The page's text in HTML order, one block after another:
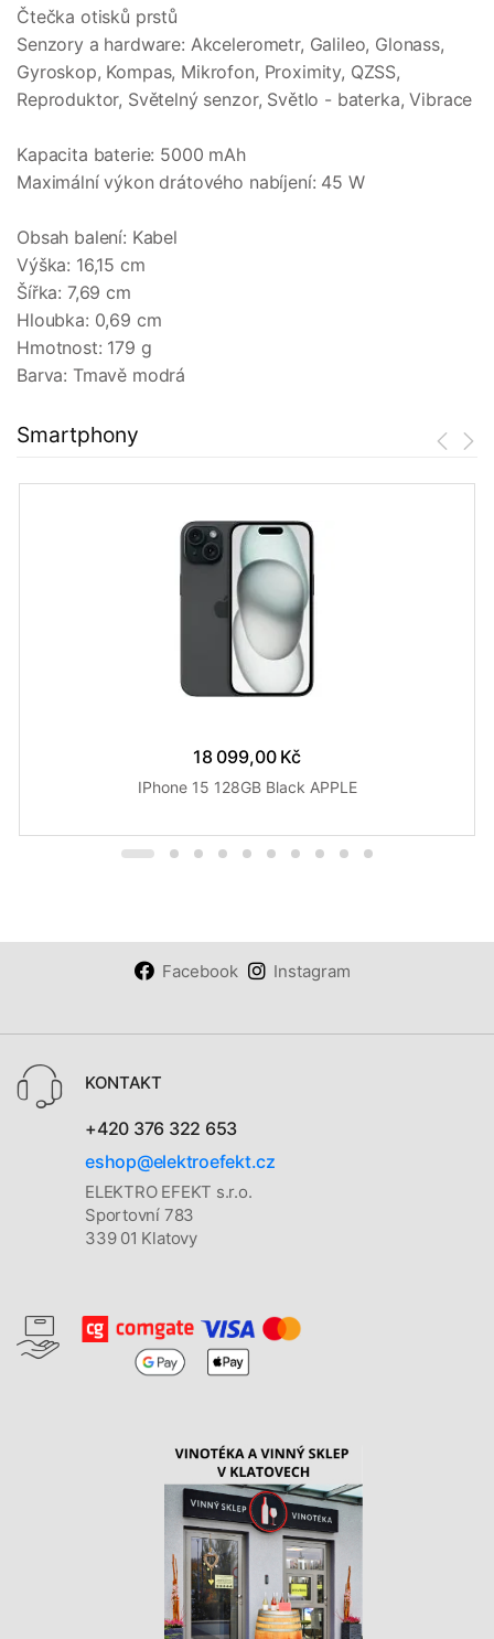
Čtečka otisků prstů
Senzory a hardware: Akcelerometr, Galileo, Glonass,
Gyroskop, Kompas, Mikrofon, Proximity, QZSS,
Reproduktor, Světelný senzor, Světlo - baterka, Vibrace
Kapacita baterie: 5000 mAh
Maximální výkon drátového nabíjení: 45 W
Obsah balení: Kabel
Výška: 16,15 cm
Šířka: 7,69 cm
Hloubka: 0,69 cm
Hmotnost: 179 g
Barva: Tmavě modrá
Smartphony
18 099,00 Kč
IPhone 15 128GB Black APPLE
Facebook Instagram
KONTAKT
+420 376 322 653
eshop@elektroefekt.cz
ELEKTRO EFEKT s.r.o.
Sportovní 783
339 01 Klatovy